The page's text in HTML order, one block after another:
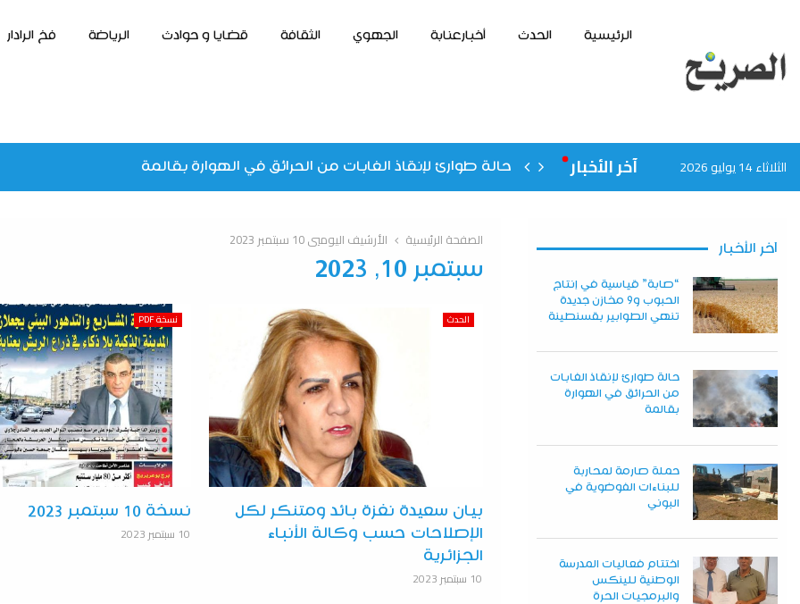
الرئيسية الحدث أخبارعنابة الجهوي الثقافة قضايا و حوادث الرياضة فخ الرادار
الثلاثاء 14 يوليو 2026 آخر الأخبار حالة طوارئ لإنقاذ الغابات من الحرائق في الهوارة بقالمة
الصفحة الرئيسية الأرشيف اليوميي 10 سبتمبر 2023
سبتمبر 10, 2023
الحدث
بيان سعيدة نغزة بائد ومتنكر لكل
الإصلاحات حسب وكالة الأنباء
الجزائرية
10 سبتمبر 2023
نسخة PDF
نسخة 10 سبتمبر 2023
10 سبتمبر 2023
آخر الأخبار
“صابة” قياسية في إنتاج
الحبوب و9 مخازن جديدة
تنهي الطوابير بقسنطينة
حالة طوارئ لإنقاذ الغابات
من الحرائق في الهوارة
بقالمة
حملة صارمة لمحاربة
للبناءات الفوضوية في
البوني
اختتام فعاليات المدرسة
الوطنية للينكس
والبرمجيات الحرة